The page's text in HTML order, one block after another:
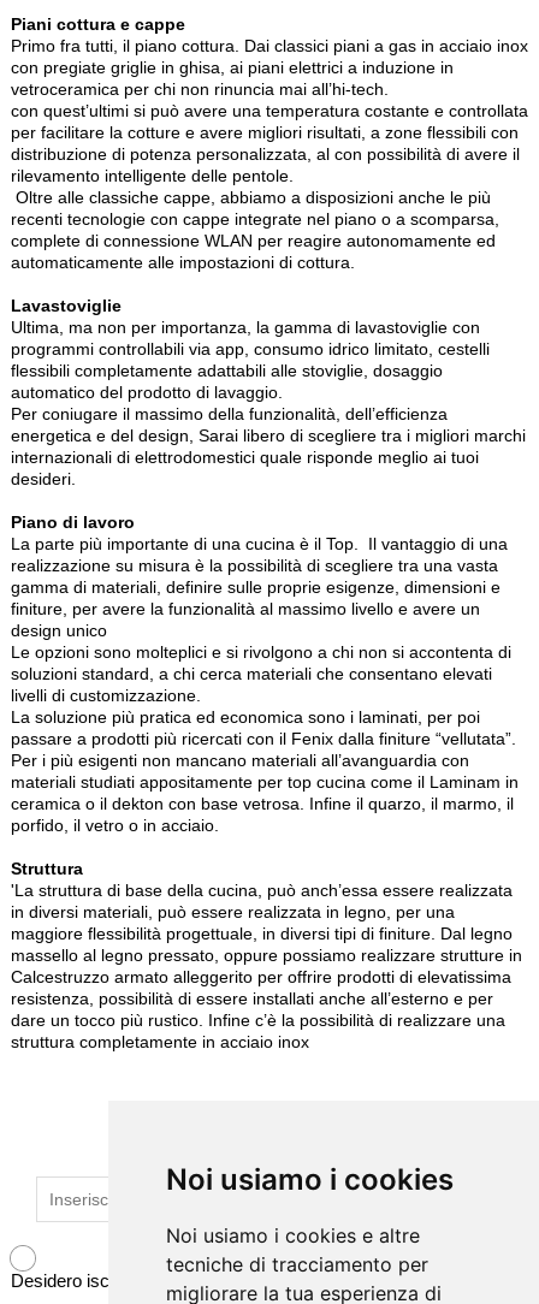
Noi usiamo i cookies
Noi usiamo i cookies e altre
tecniche di tracciamento per
migliorare la tua esperienza di
Noi usiamo i cookies
Noi usiamo i cookies e altre
tecniche di tracciamento per
migliorare la tua esperienza di
Piani cottura e cappe
Primo fra tutti, il piano cottura. Dai classici piani a gas in acciaio inox
con pregiate griglie in ghisa, ai piani elettrici a induzione in
vetroceramica per chi non rinuncia mai all’hi-tech.
con quest’ultimi si può avere una temperatura costante e controllata
per facilitare la cotture e avere migliori risultati, a zone flessibili con
distribuzione di potenza personalizzata, al con possibilità di avere il
rilevamento intelligente delle pentole.
Oltre alle classiche cappe, abbiamo a disposizioni anche le più
recenti tecnologie con cappe integrate nel piano o a scomparsa,
complete di connessione WLAN per reagire autonomamente ed
automaticamente alle impostazioni di cottura.
Lavastoviglie
Ultima, ma non per importanza, la gamma di lavastoviglie con
programmi controllabili via app, consumo idrico limitato, cestelli
flessibili completamente adattabili alle stoviglie, dosaggio
automatico del prodotto di lavaggio.
Per coniugare il massimo della funzionalità, dell’efficienza
energetica e del design, Sarai libero di scegliere tra i migliori marchi
internazionali di elettrodomestici quale risponde meglio ai tuoi
desideri.
Piano di lavoro
La parte più importante di una cucina è il Top. Il vantaggio di una
realizzazione su misura è la possibilità di scegliere tra una vasta
gamma di materiali, definire sulle proprie esigenze, dimensioni e
finiture, per avere la funzionalità al massimo livello e avere un
design unico
Le opzioni sono molteplici e si rivolgono a chi non si accontenta di
soluzioni standard, a chi cerca materiali che consentano elevati
livelli di customizzazione.
La soluzione più pratica ed economica sono i laminati, per poi
passare a prodotti più ricercati con il Fenix dalla finiture “vellutata”.
Per i più esigenti non mancano materiali all’avanguardia con
materiali studiati appositamente per top cucina come il Laminam in
ceramica o il dekton con base vetrosa. Infine il quarzo, il marmo, il
porfido, il vetro o in acciaio.
Struttura
'La struttura di base della cucina, può anch’essa essere realizzata
in diversi materiali, può essere realizzata in legno, per una
maggiore flessibilità progettuale, in diversi tipi di finiture. Dal legno
massello al legno pressato, oppure possiamo realizzare strutture in
Calcestruzzo armato alleggerito per offrire prodotti di elevatissima
resistenza, possibilità di essere installati anche all’esterno e per
dare un tocco più rustico. Infine c’è la possibilità di realizzare una
struttura completamente in acciaio inox
Desidero iscrivermi alla newsletter